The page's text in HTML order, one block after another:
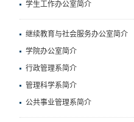
学生工作办公室简介
继续教育与社会服务办公室简介
学院办公室简介
行政管理系简介
管理科学系简介
公共事业管理系简介